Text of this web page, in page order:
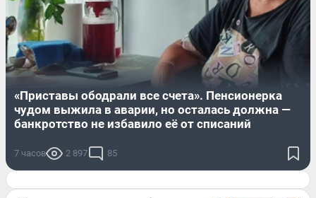
«Приставы ободрали все счета». Пенсионерка
чудом выжила в аварии, но осталась должна —
банкротство не избавило её от списаний
7 часов 2 897 85